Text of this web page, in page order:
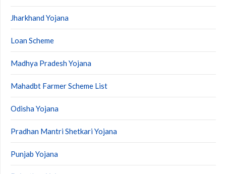
Jharkhand Yojana
Loan Scheme
Madhya Pradesh Yojana
Mahadbt Farmer Scheme List
Odisha Yojana
Pradhan Mantri Shetkari Yojana
Punjab Yojana